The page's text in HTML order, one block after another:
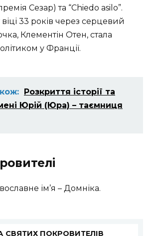
Сезар) та “Chiedo asilo”.
33 років через серцевий
Клементін Отен, стала
у Франції.
Розкриття історії та
Юрій (Юра) – таємниця
ім’я – Домніка.
СВЯТИХ ПОКРОВИТЕЛІВ